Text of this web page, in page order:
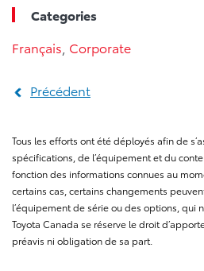
Categories
Français Corporate
Précédent
Tous les efforts ont été déployés afin de
spécifications, de l’équipement et du
fonction des informations connues au
certains cas, certains changements
l’équipement de série ou des options, qui
Toyota Canada se réserve le droit
préavis ni obligation de sa part.